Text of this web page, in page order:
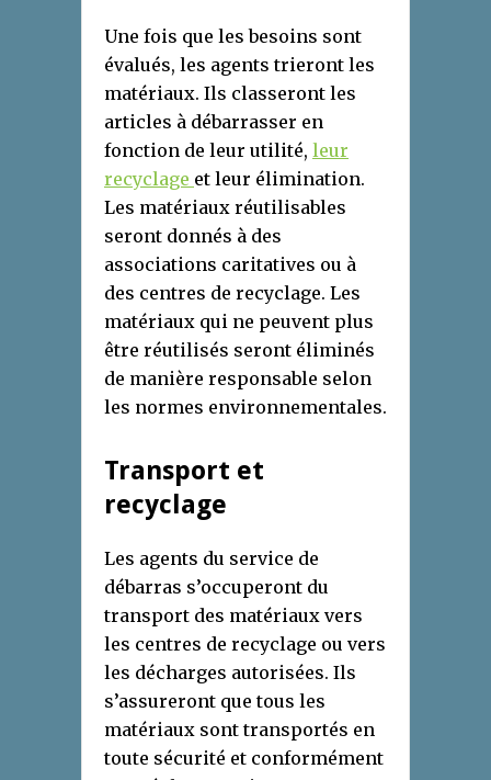
Une fois que les besoins sont
évalués, les agents trieront les
matériaux. Ils classeront les
articles à débarrasser en
fonction de leur utilité, leur
recyclage et leur élimination.
Les matériaux réutilisables
seront donnés à des
associations caritatives ou à
des centres de recyclage. Les
matériaux qui ne peuvent plus
être réutilisés seront éliminés
de manière responsable selon
les normes environnementales.
Transport et
recyclage
Les agents du service de
débarras s’occuperont du
transport des matériaux vers
les centres de recyclage ou vers
les décharges autorisées. Ils
s’assureront que tous les
matériaux sont transportés en
toute sécurité et conformément